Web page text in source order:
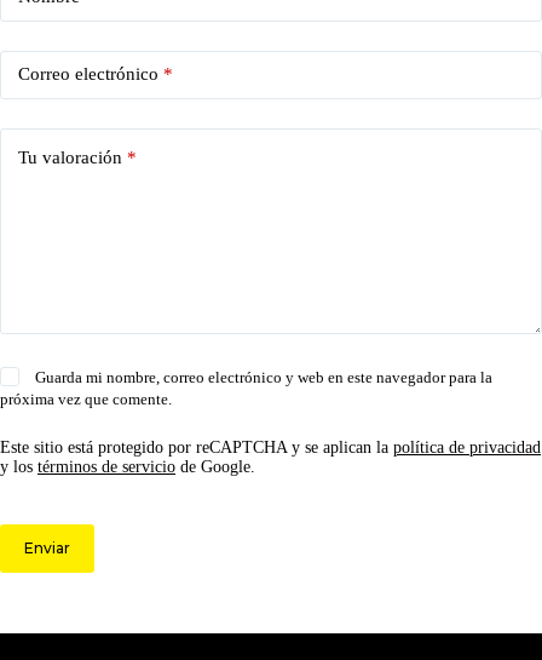
Correo electrónico *
Tu valoración *
Guarda mi nombre, correo electrónico y web en este navegador para la
próxima vez que comente.
Este sitio está protegido por reCAPTCHA y se aplican la política de privacidad
y los términos de servicio de Google.
Enviar